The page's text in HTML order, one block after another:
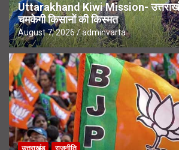
Uttarakhand Kiwi Mission-
चमकेगी किसानों की किस्मत
August 7, 2026 adminvarta
उत्तराखंड राजनीति